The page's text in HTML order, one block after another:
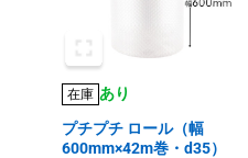
在庫 あり
プチプチ ロール（幅
600mm×42m巻・d35）